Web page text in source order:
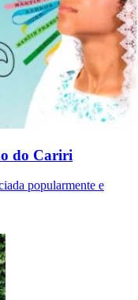
do Cariri
popularmente e